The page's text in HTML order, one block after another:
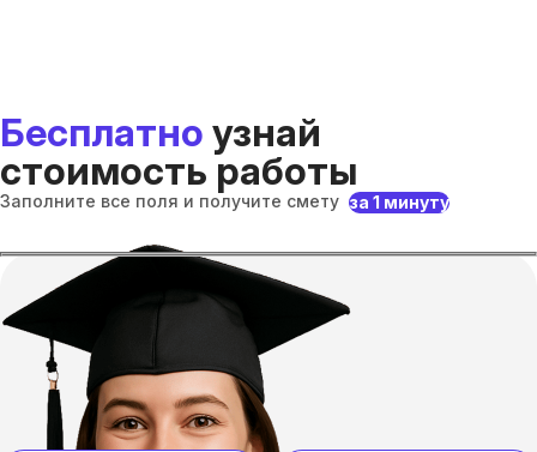
Бесплатно узнай
стоимость работы
Заполните все поля и получите смету за 1 минуту